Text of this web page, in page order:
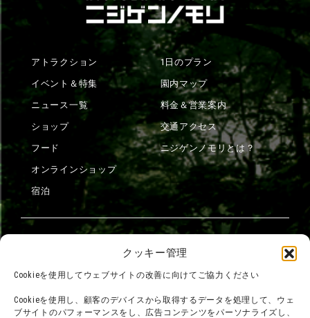
クッキー管理
Cookieを使用してウェブサイトの改善に向けてご協力ください
Cookieを使用し、顧客のデバイスから取得するデータを処理して、ウェ
ブサイトのパフォーマンスをし、広告コンテンツをパーソナライズし、
アトラクション
イベント＆特集
ニュース一覧
ショップ
フード
オンラインショップ
宿泊
1日のプラン
園内マップ
料金＆営業案内
交通アクセス
ニジゲンノモリとは？
お問い合わせ
会社概要